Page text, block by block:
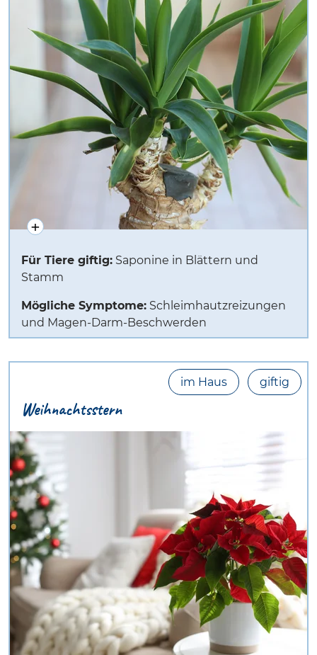
Für Tiere giftig: Saponine in Blättern und
Stamm
Mögliche Symptome: Schleimhautzreizungen
und Magen-Darm-Beschwerden
im Haus giftig
Weihnachtsstern